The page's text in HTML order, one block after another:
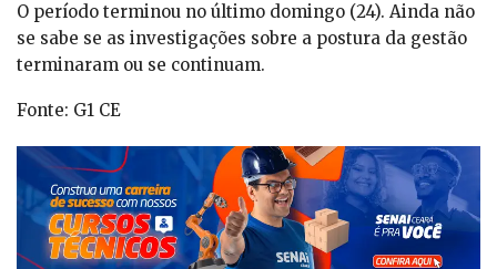
O período terminou no último domingo (24). Ainda não
se sabe se as investigações sobre a postura da gestão
terminaram ou se continuam.
Fonte: G1 CE